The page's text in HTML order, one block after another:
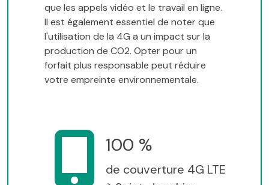
que les appels vidéo et le travail en ligne.
Il est également essentiel de noter que
l'utilisation de la 4G a un impact sur la
production de CO2. Opter pour un
forfait plus responsable peut réduire
votre empreinte environnementale.
100 %
de couverture 4G LTE